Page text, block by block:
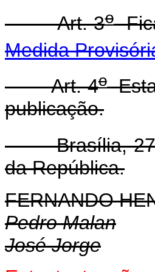
Art. 3o
Medida
Art. 4oEsta
publicação.
Brasília, 27
da República.
FERNANDO
Pedro Malan
José Jorge